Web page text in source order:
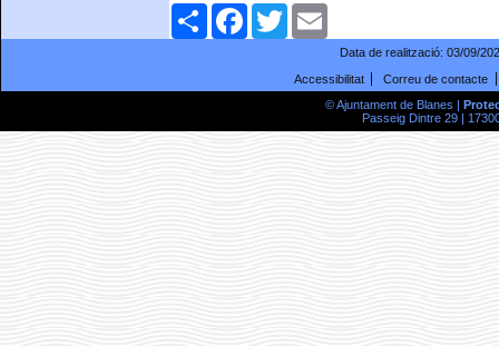
ComparteixFacebookTwitter
Data de realització: 03/09/
Accessibilitat
Correu de contacte
© Ajuntament de Blanes |
Passeig Dintre 29 |